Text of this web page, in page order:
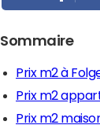
Sommaire
Prix m2 à
Prix m2
Prix m2